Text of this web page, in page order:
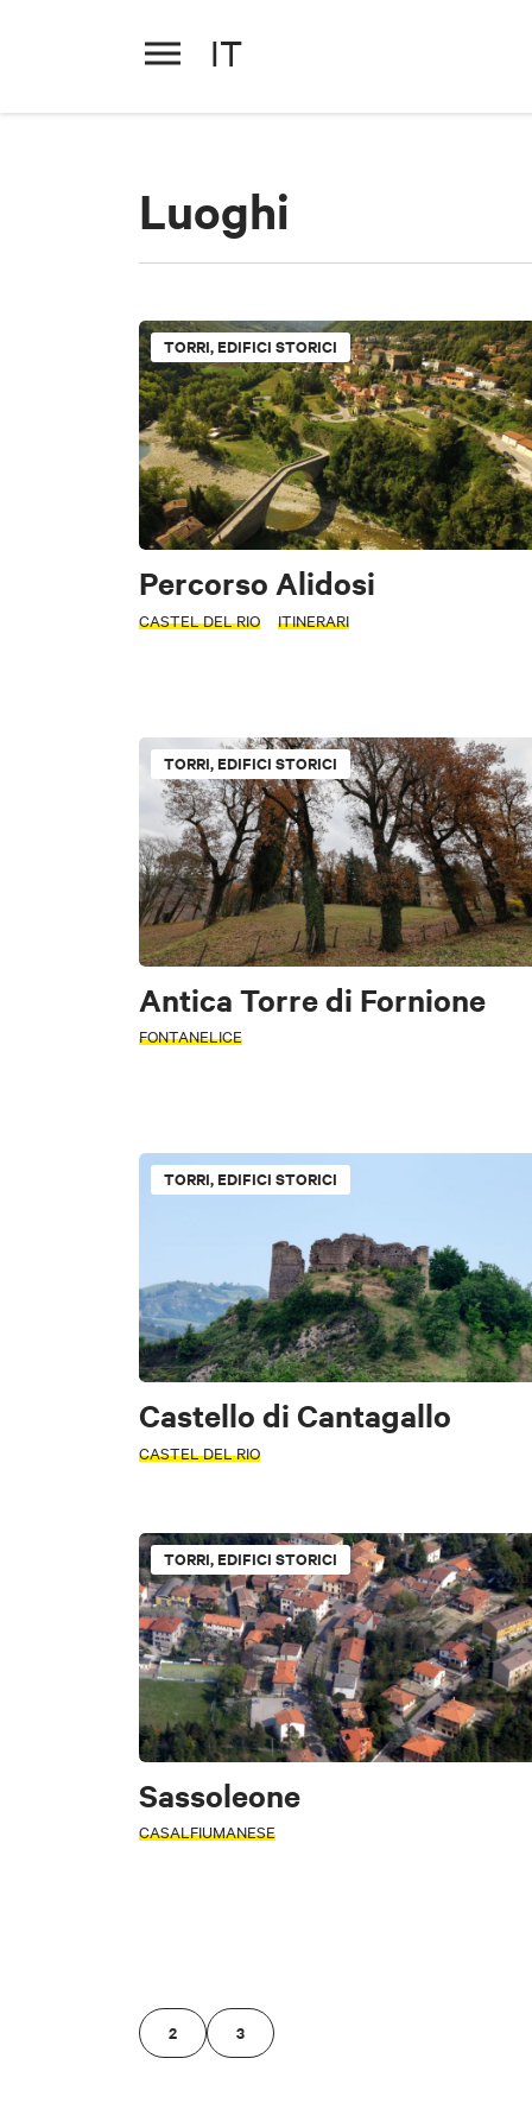
IT
Luoghi
TORRI, EDIFICI STORICI
Percorso Alidosi
CASTEL DEL RIO ITINERARI
TORRI, EDIFICI STORICI
Antica Torre di Fornione
FONTANELICE
TORRI, EDIFICI STORICI
Castello di Cantagallo
CASTEL DEL RIO
TORRI, EDIFICI STORICI
Sassoleone
CASALFIUMANESE
2 3
+
−
TIPOLOGIA
Parchi e natura
Luoghi di sport e
Accessibile
INTERESSI
ZONA
Borgo Tossignano
Castel San Pietro
PERIODO
Seleziona un
ATTIVITÀ
INTERESSI
ZONA
Fontanelice
Medicina